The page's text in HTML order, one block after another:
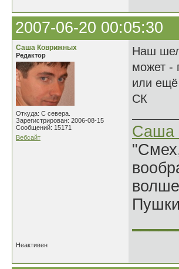
2007-06-20 00:05:30
Саша Коврижных
Редактор
Откуда: С севера.
Зарегистрирован: 2006-08-15
Сообщений: 15171
Вебсайт
Наш
может -
или ещё
СК
Саша
Неактивен